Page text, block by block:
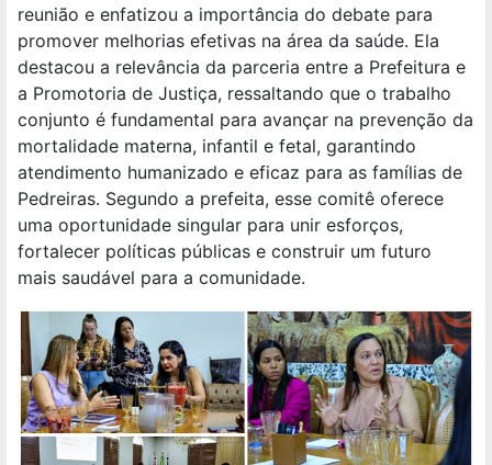
reunião e enfatizou a importância do debate para
promover melhorias efetivas na área da saúde. Ela
destacou a relevância da parceria entre a Prefeitura e
a Promotoria de Justiça, ressaltando que o trabalho
conjunto é fundamental para avançar na prevenção da
mortalidade materna, infantil e fetal, garantindo
atendimento humanizado e eficaz para as famílias de
Pedreiras. Segundo a prefeita, esse comitê oferece
uma oportunidade singular para unir esforços,
fortalecer políticas públicas e construir um futuro
mais saudável para a comunidade.